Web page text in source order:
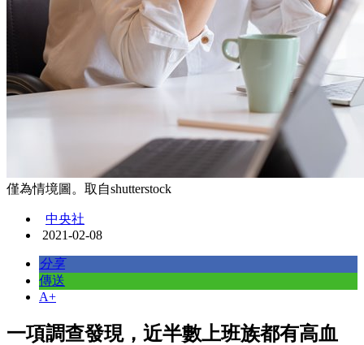
僅為情境圖。取自shutterstock
中央社
2021-02-08
分享
傳送
A+
一項調查發現，近半數上班族都有高血